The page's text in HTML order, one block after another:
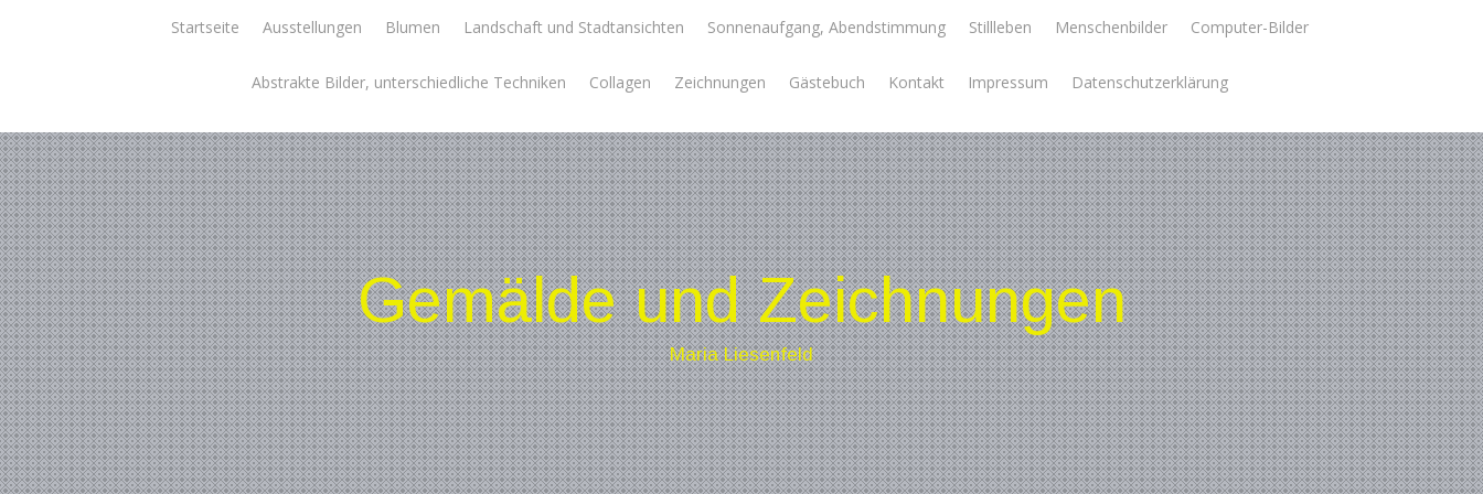
Startseite Ausstellungen Blumen Landschaft und Stadtansichten Sonnenaufgang, Abendstimmung Stillleben Menschenbilder Computer-Bilder
Abstrakte Bilder, unterschiedliche Techniken Collagen Zeichnungen Gästebuch Kontakt Impressum Datenschutzerklärung
Gemälde und Zeichnungen
Maria Liesenfeld